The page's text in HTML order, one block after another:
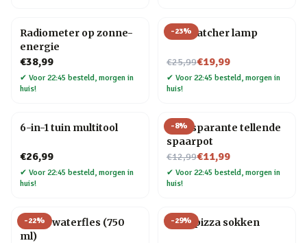
Radiometer op zonne-
energie
€38,99
✔ Voor 22:45 besteld, morgen in
huis!
-23%
Star Catcher lamp
€25,99
Nu voor€19,99
✔ Voor 22:45 besteld, morgen in
huis!
6-in-1 tuin multitool
€26,99
✔ Voor 22:45 besteld, morgen in
huis!
-8%
Transparante tellende
spaarpot
€12,99
Nu voor€11,99
✔ Voor 22:45 besteld, morgen in
huis!
-22%
Platte waterfles (750
ml)
-29%
Vega pizza sokken